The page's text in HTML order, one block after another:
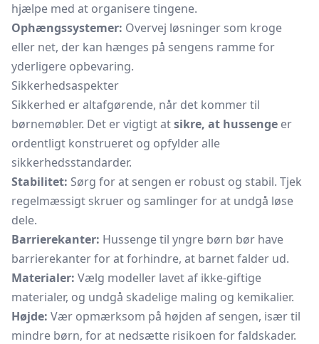
hjælpe med at organisere tingene.
Ophængssystemer: Overvej løsninger som kroge
eller net, der kan hænges på sengens ramme for
yderligere opbevaring.
Sikkerhedsaspekter
Sikkerhed er altafgørende, når det kommer til
børnemøbler. Det er vigtigt atsikre, at hussenge er
ordentligt konstrueret og opfylder alle
sikkerhedsstandarder.
Stabilitet: Sørg for at sengen er robust og stabil. Tjek
regelmæssigt skruer og samlinger for at undgå løse
dele.
Barrierekanter: Hussenge til yngre børn bør have
barrierekanter for at forhindre, at barnet falder ud.
Materialer: Vælg modeller lavet af ikke-giftige
materialer, og undgå skadelige maling og kemikalier.
Højde: Vær opmærksom på højden af sengen, især til
mindre børn, for at nedsætte risikoen for faldskader.